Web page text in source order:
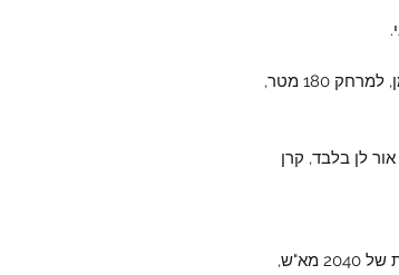
לן בלבד, קרן